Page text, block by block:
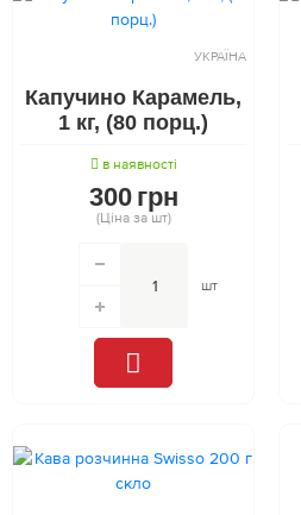
УКРАЇНА
Капучино Карамель,
1 кг, (80 порц.)
в наявності
300 грн
(Ціна за шт)
шт